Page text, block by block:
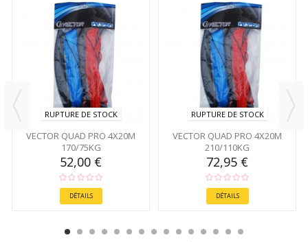
RUPTURE DE STOCK
VECTOR QUAD PRO 4X20M
170/75KG
52,00 €
DÉTAILS
RUPTURE DE STOCK
VECTOR QUAD PRO 4X20M
210/110KG
72,95 €
DÉTAILS